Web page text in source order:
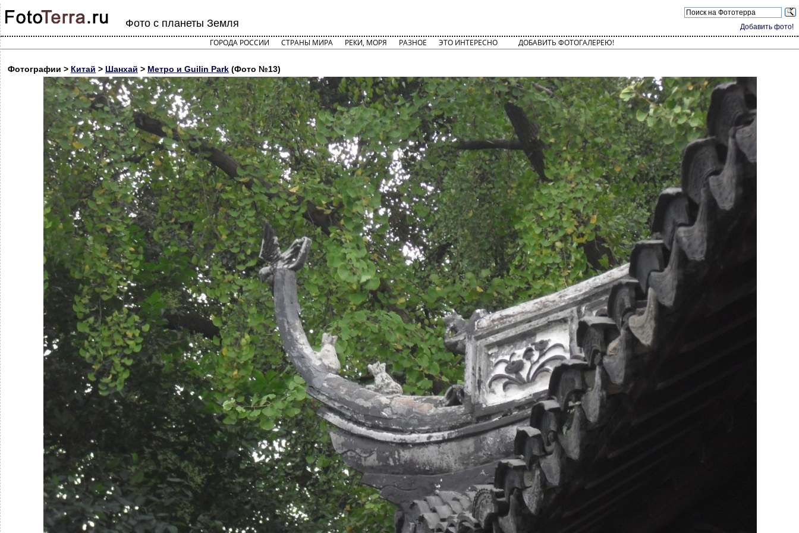
Добавить фото!
Фото с планеты Земля
ГОРОДА РОССИИ СТРАНЫ МИРА РЕКИ, МОРЯ РАЗНОЕ ЭТО ИНТЕРЕСНО ДОБАВИТЬ ФОТОГАЛЕРЕЮ!
Фотографии > Китай > Шанхай > Метро и Guilin Park (Фото №13)